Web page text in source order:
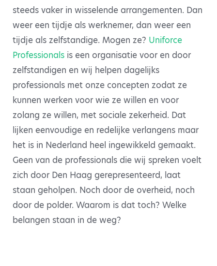
steeds vaker in wisselende arrangementen. Dan
weer een tijdje als werknemer, dan weer een
tijdje als zelfstandige. Mogen ze? Uniforce
Professionals is een organisatie voor en door
zelfstandigen en wij helpen dagelijks
professionals met onze concepten zodat ze
kunnen werken voor wie ze willen en voor
zolang ze willen, met sociale zekerheid. Dat
lijken eenvoudige en redelijke verlangens maar
het is in Nederland heel ingewikkeld gemaakt.
Geen van de professionals die wij spreken voelt
zich door Den Haag gerepresenteerd, laat
staan geholpen. Noch door de overheid, noch
door de polder. Waarom is dat toch? Welke
belangen staan in de weg?